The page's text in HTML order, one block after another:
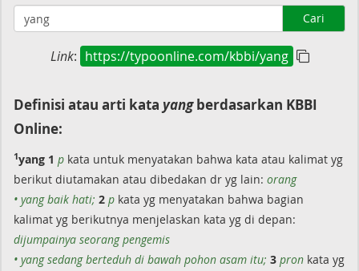
Cari
Link: https://typoonline.com/kbbi/yang
Definisi atau arti kata yangberdasarkan KBBI
Online:
1yang 1 p kata untuk menyatakan bahwa kata atau kalimat yg
berikut diutamakan atau dibedakan dr yg lain: orang
• yang baik hati; 2 p kata yg menyatakan bahwa bagian
kalimat yg berikutnya menjelaskan kata yg di depan:
dijumpainya seorang pengemis
• yang sedang berteduh di bawah pohon asam itu; 3 pron kata yg